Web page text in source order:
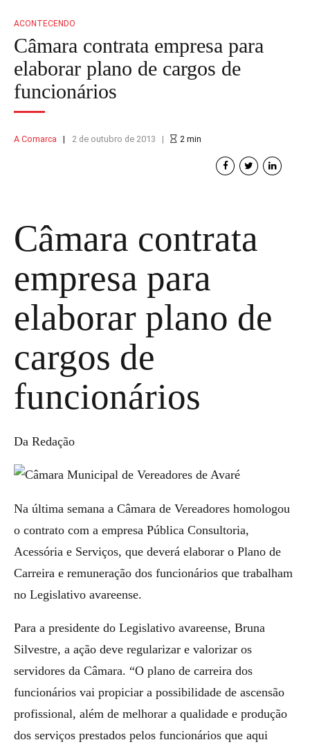
ACONTECENDO
Câmara contrata empresa para
elaborar plano de cargos de
funcionários
A Comarca 2 de outubro de 2013 2 min
Câmara contrata
empresa para
elaborar plano de
cargos de
funcionários
Da Redação
Na última semana a Câmara de Vereadores homologou
o contrato com a empresa Pública Consultoria,
Acessória e Serviços, que deverá elaborar o Plano de
Carreira e remuneração dos funcionários que trabalham
no Legislativo avareense.
Para a presidente do Legislativo avareense, Bruna
Silvestre, a ação deve regularizar e valorizar os
servidores da Câmara. “O plano de carreira dos
funcionários vai propiciar a possibilidade de ascensão
profissional, além de melhorar a qualidade e produção
dos serviços prestados pelos funcionários que aqui